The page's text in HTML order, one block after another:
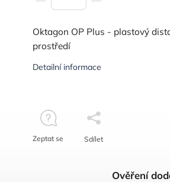
Oktagon OP Plus - plastový
prostředí
Detailní informace
Zeptat se Sdílet
Ověření